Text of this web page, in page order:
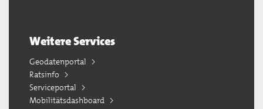
Weitere Services
Geodatenportal
Ratsinfo
Serviceportal
Mobilitätsdashboard